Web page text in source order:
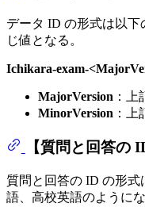
データ ID の形式は以下
じ値となる。
Ichikara-exam-
MajorVersion ：上
MinorVersion ：上
【質問と回答の
質問と回答の ID の形
語、高校英語のように